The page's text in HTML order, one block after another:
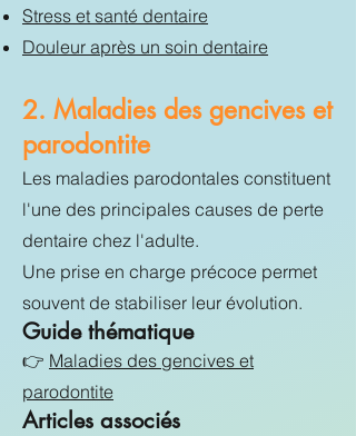
Stress et santé dentaire
Douleur après un soin dentaire
2. Maladies des gencives et
parodontite
Les maladies parodontales constituent
l'une des principales causes de perte
dentaire chez l'adulte.
Une prise en charge précoce permet
souvent de stabiliser leur évolution.
Guide thématique
👉 Maladies des gencives et
parodontite
Articles associés